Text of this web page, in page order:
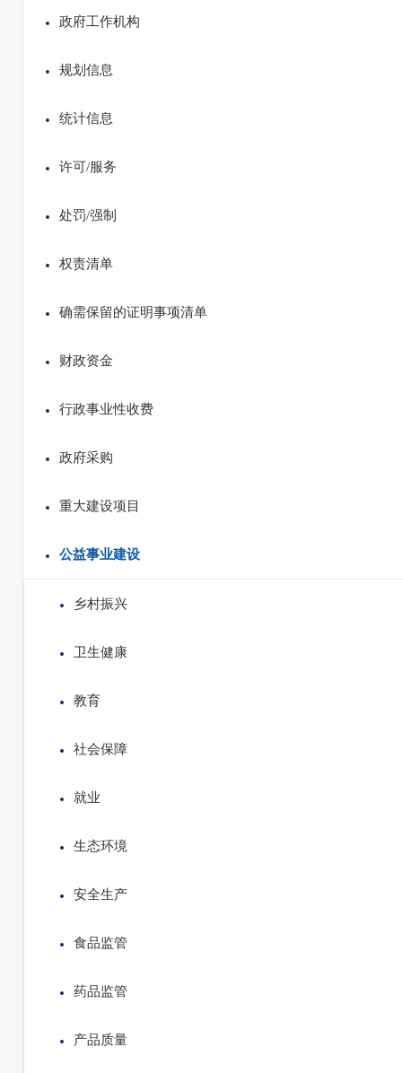
政府工作机构
规划信息
统计信息
许可/服务
处罚/强制
权责清单
确需保留的证明事项清单
财政资金
行政事业性收费
政府采购
重大建设项目
公益事业建设
乡村振兴
卫生健康
教育
社会保障
就业
生态环境
安全生产
食品监管
药品监管
产品质量